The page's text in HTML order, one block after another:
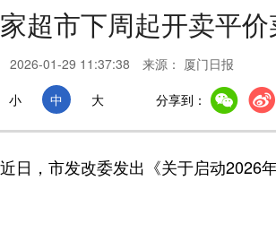
超市下周起开卖平价
2026-01-29 11:37:38 来源： 厦门日报
小 中 大 分享到：
，市发改委发出《关于启动2026